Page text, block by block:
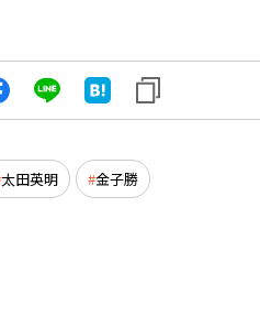
太田英明 金子勝